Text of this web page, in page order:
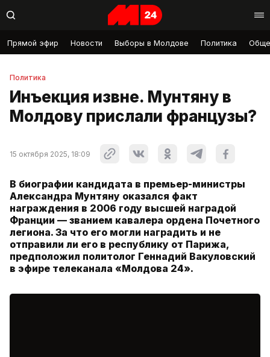
Прямой эфир Новости Выборы в Молдове Политика
Политика
Инъекция извне. Мунтяну в
Молдову прислали французы?
15 октября 2025, 18:09
В биографии кандидата в премьер-министры
Александра Мунтяну оказался факт
награждения в 2006 году высшей наградой
Франции — званием кавалера ордена Почетного
легиона. За что его могли наградить и не
отправили ли его в республику от Парижа,
предположил политолог Геннадий Вакуловский
в эфире телеканала «Молдова 24».